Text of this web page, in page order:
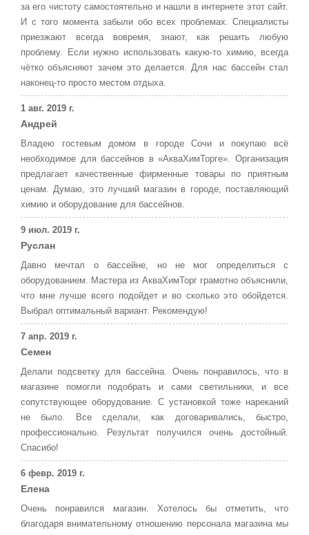
за его чистоту самостоятельно и нашли в интернете этот сайт.
И с того момента забыли обо всех проблемах. Специалисты
приезжают всегда вовремя, знают, как решить любую
проблему. Если нужно использовать какую-то химию, всегда
чётко объясняют зачем это делается. Для нас бассейн стал
наконец-то просто местом отдыха.
1 авг. 2019 г.
Андрей
Владею гостевым домом в городе Сочи и покупаю всё
необходимое для бассейнов в «АкваХимТорге». Организация
предлагает качественные фирменные товары по приятным
ценам. Думаю, это лучший магазин в городе, поставляющий
химию и оборудование для бассейнов.
9 июл. 2019 г.
Руслан
Давно мечтал о бассейне, но не мог определиться с
оборудованием. Мастера из АкваХимТорг грамотно объяснили,
что мне лучше всего подойдет и во сколько это обойдется.
Выбрал оптимальный вариант. Рекомендую!
7 апр. 2019 г.
Семен
Делали подсветку для бассейна. Очень понравилось, что в
магазине помогли подобрать и сами светильники, и все
сопутствующее оборудование. С установкой тоже нареканий
не было. Все сделали, как договаривались, быстро,
профессионально. Результат получился очень достойный.
Спасибо!
6 февр. 2019 г.
Елена
Очень понравился магазин. Хотелось бы отметить, что
благодаря внимательному отношению персонала магазина мы